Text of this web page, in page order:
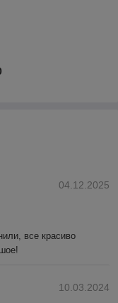
04.12.2025
все красиво
10.03.2024